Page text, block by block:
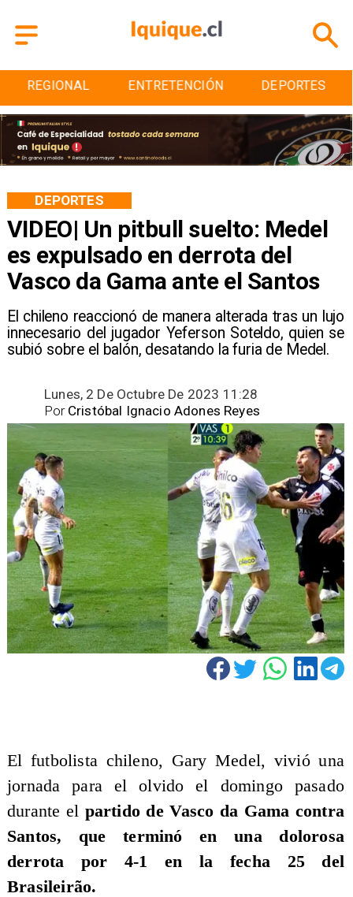
ENTRETENCIÓN DEPORTES
VIDEO| Un pitbull suelto: Medel
es expulsado en derrota del
Vasco da Gama ante el Santos
El chileno reaccionó de manera alterada tras un lujo
innecesario del jugador Yeferson Soteldo, quien se
subió sobre el balón, desatando la furia de Medel.
DEPORTES
Lunes, 2 De Octubre De 2023 11:28
Cristóbal Ignacio Adones Reyes
Por
​El futbolista chileno, Gary Medel, vivió una
jornada para el olvido el domingo pasado
durante el partido de Vasco da Gama contra
Santos, que terminó en una dolorosa
derrota por 4-1 en la fecha 25 del
Brasileirão.